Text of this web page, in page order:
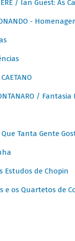
/ Ian Guest:
-
/ Fantasia
Que Tanta Gente
Estudos de Chopin
e os Quartetos de